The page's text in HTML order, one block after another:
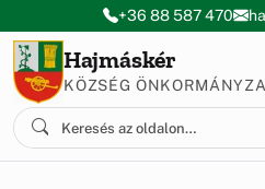
Ugrás a menüre
Ugrás a tartalomra
+36 88 587 470
Hajmáskér
KÖZSÉG